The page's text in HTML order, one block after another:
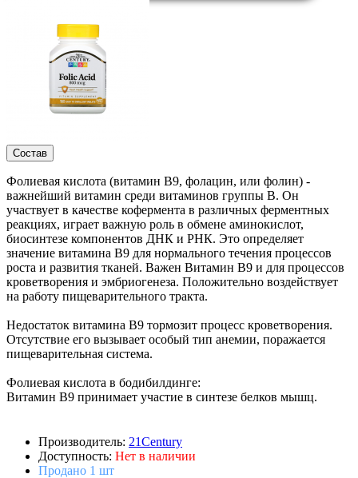
Состав
Фолиевая кислота (витамин В9, фолацин, или фолин) -
важнейший витамин среди витаминов группы В. Он
участвует в качестве кофермента в различных ферментных
реакциях, играет важную роль в обмене аминокислот,
биосинтезе компонентов ДНК и РНК. Это определяет
значение витамина В9 для нормального течения процессов
роста и развития тканей. Важен Витамин В9 и для процессов
кроветворения и эмбриогенеза. Положительно воздействует
на работу пищеварительного тракта.
Недостаток витамина В9 тормозит процесс кроветворения.
Отсутствие его вызывает особый тип анемии, поражается
пищеварительная система.
Фолиевая кислота в бодибилдинге:
Витамин В9 принимает участие в синтезе белков мышц.
Производитель: 21Century
Доступность: Нет в наличии
Продано 1 шт